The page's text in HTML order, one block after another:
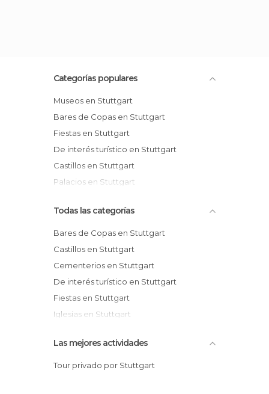
Categorías populares
Museos en Stuttgart
Bares de Copas en Stuttgart
Fiestas en Stuttgart
De interés turístico en Stuttgart
Castillos en Stuttgart
Palacios en Stuttgart
Todas las categorías
Bares de Copas en Stuttgart
Castillos en Stuttgart
Cementerios en Stuttgart
De interés turístico en Stuttgart
Fiestas en Stuttgart
Iglesias en Stuttgart
Mercadillos en Stuttgart
Museos en Stuttgart
Las mejores actividades
Tour privado por Stuttgart